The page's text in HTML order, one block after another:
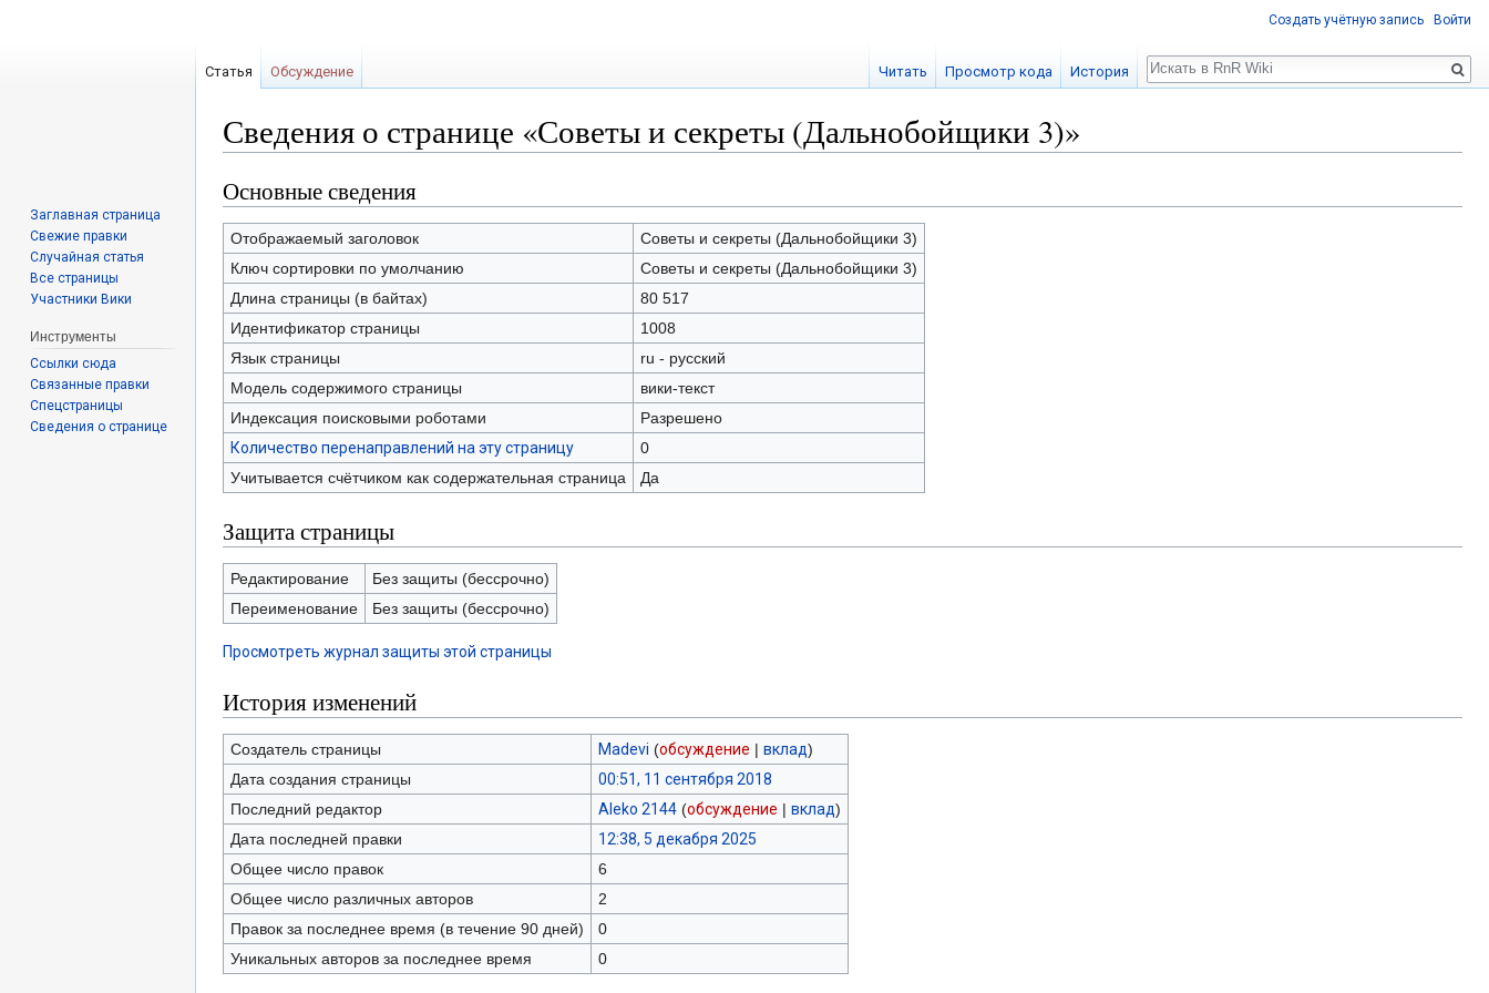
Сведения о странице «Советы и секреты (Дальнобойщики 3)»
Перейти
к
навигации
Перейти
к
поиску
Основные сведения
Отображаемый заголовок
Советы и секреты (Дальнобойщики 3)
Ключ сортировки по умолчанию
Советы и секреты (Дальнобойщики 3)
Длина страницы (в байтах)
80 517
Идентификатор страницы
1008
Язык страницы
ru - русский
Модель содержимого страницы
вики-текст
Индексация поисковыми роботами
Разрешено
Количество перенаправлений на эту страницу
0
Учитывается счётчиком как содержательная страница
Да
Защита страницы
Редактирование
Без защиты (бессрочно)
Переименование
Без защиты (бессрочно)
Просмотреть журнал защиты этой страницы
История изменений
Создатель страницы Madevi (обсуждение | вклад)
Дата создания страницы
00:51, 11 сентября 2018
Последний редактор
Aleko 2144 (обсуждение | вклад)
Дата последней правки
12:38, 5 декабря 2025
Общее число правок
6
Общее число различных авторов
2
Правок за последнее время (в течение 90 дней)
0
Уникальных авторов за последнее время
0
Создать учётную запись Войти
Статья Обсуждение Читать Просмотр кода История
Поиск
Заглавная страница
Свежие правки
Случайная статья
Все страницы
Участники Вики
Инструменты
Ссылки сюда
Связанные правки
Спецстраницы
Сведения о странице